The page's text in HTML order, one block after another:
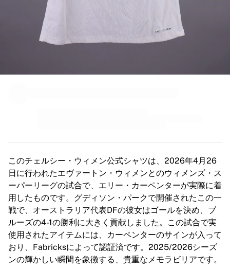
パリ・サンジェルマン
FCバイエルン・ミュンヘン
すべてのチームを表示
主要リーグ
アメリカ女子サッカー
NWSL
OLリヨンヌ
パリ・サンジェルマン・フェミニン
アーセナルWFC
国別で探す
バスケットボール
ハイライト
シャーロット・ホーネッツ
シカゴ・ブルズ
Officially partnered with Chelsea
We collected this product directly from Chelsea to ensure its
authenticity.
このチェルシー・ウィメン公式シャツは、2026年4月26
日に行われたエヴァートン・ウィメンとのウィメンズ・ス
ーパーリーグの試合で、エリー・カーペンターが実際に着
用したものです。グディソン・パークで開催されたこの一
戦で、オーストラリア代表DFの彼女はゴールを決め、ブ
ルーズの4-1の勝利に大きく貢献しました。この試合で実
使用されたアイテムには、カーペンターのサインが入って
おり、Fabricksによって認証済です。2025/2026シーズ
ンの輝かしい瞬間を象徴する、貴重なメモラビリアです。